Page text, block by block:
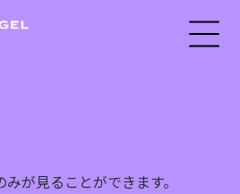
が見ることができます。